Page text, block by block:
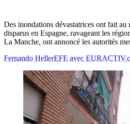
Des inondations dévastatrices ont fait au
disparus en Espagne, ravageant les
La Manche, ont annoncé les autorités
Fernando HellerEFE avec